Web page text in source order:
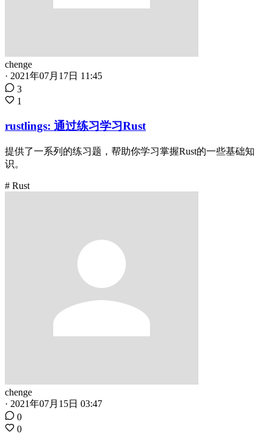
chenge
· 2021年07月17日 11:45
3
1
rustlings: 通过练习学习Rust
提供了一系列的练习题，帮助你学习掌握Rust的一些基础知
识。
# Rust
chenge
· 2021年07月15日 03:47
0
0